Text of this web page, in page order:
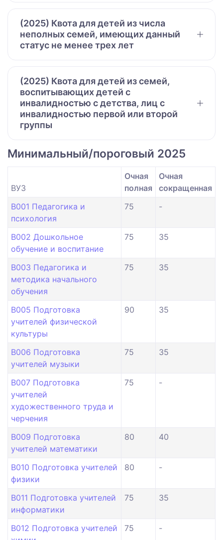
(2025) Квота для детей из числа
неполных семей, имеющих данный
статус не менее трех лет
(2025) Квота для детей из семей,
воспитывающих детей с
инвалидностью с детства, лиц с
инвалидностью первой или второй
группы
Минимальный/пороговый 2025
ВУЗ
Очная
полная
Очная
сокращенная
B001 Педагогика и
психология
75 -
B002 Дошкольное
обучение и воспитание
75 35
B003 Педагогика и
методика начального
обучения
75 35
B005 Подготовка
учителей физической
культуры
90 35
B006 Подготовка
учителей музыки
75 35
B007 Подготовка
учителей
художественного труда и
черчения
75 -
B009 Подготовка
учителей математики
80 40
B010 Подготовка учителей
физики
80 -
B011 Подготовка учителей
информатики
75 35
B012 Подготовка учителей
75 -